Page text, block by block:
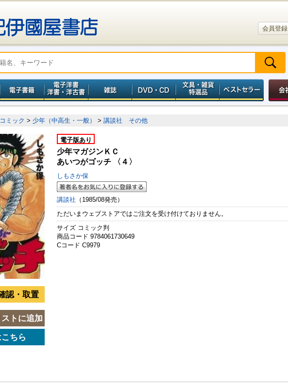
会員登録
コミック > 少年（中高生・一般） > 講談社 その他
電子版あり
少年マガジンＫＣ
あいつがゴッチ 〈４〉
しもさか保
講談社 （1985/08発売）
ただいまウェブストアではご注文を受け付けておりません。
サイズ コミック判
商品コード 9784061730649
Cコード C9979